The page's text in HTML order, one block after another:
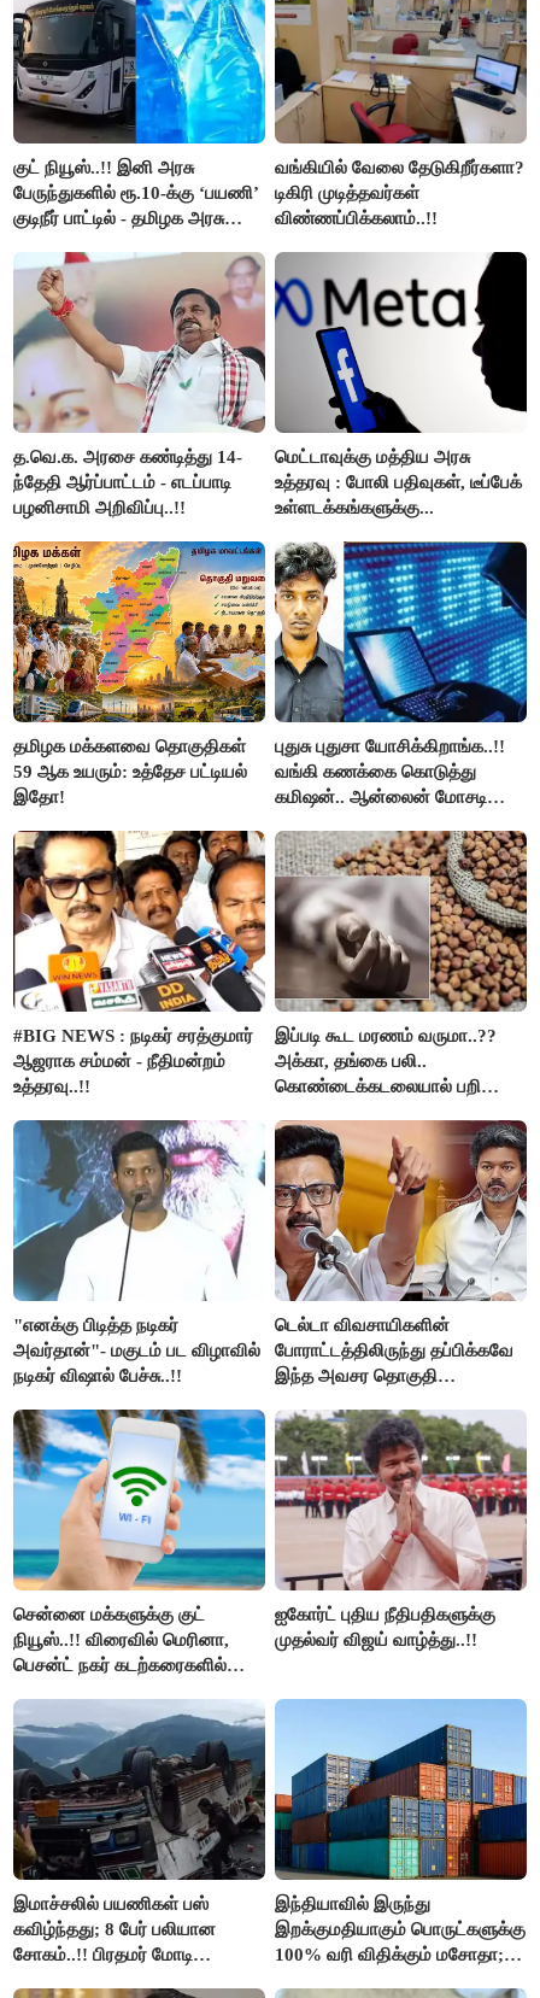
குட் நியூஸ்..!! இனி அரசு
பேருந்துகளில் ரூ.10-க்கு ‘பயணி’
குடிநீர் பாட்டில் - தமிழக அரசு
வங்கியில் வேலை தேடுகிறீர்களா?
டிகிரி முடித்தவர்கள்
விண்ணப்பிக்கலாம்..!!
த.வெ.க. அரசை கண்டித்து 14-
ந்தேதி ஆர்ப்பாட்டம் - எடப்பாடி
பழனிசாமி அறிவிப்பு..!!
மெட்டாவுக்கு மத்திய அரசு
உத்தரவு : போலி பதிவுகள், டீப்பேக்
உள்ளடக்கங்களுக்கு...
தமிழக மக்களவை தொகுதிகள்
59 ஆக உயரும்: உத்தேச பட்டியல்
இதோ!
புதுசு புதுசா யோசிக்கிறாங்க..!!
வங்கி கணக்கை கொடுத்து
கமிஷன்.. ஆன்லைன் மோசடி
கைது..!!
#BIG NEWS : நடிகர் சரத்குமார்
ஆஜராக சம்மன் - நீதிமன்றம்
உத்தரவு..!!
இப்படி கூட மரணம் வருமா..??
அக்கா, தங்கை பலி..
கொண்டைக்கடலையால் பறிபோன
"எனக்கு பிடித்த நடிகர்
அவர்தான்"- மகுடம் பட விழாவில்
நடிகர் விஷால் பேச்சு..!!
டெல்டா விவசாயிகளின்
போராட்டத்திலிருந்து தப்பிக்கவே
இந்த அவசர தொகுதி
அரங்கேற்றுகிறார் முதலமைச்சர் -
திமுக ஐடி விங்..!!
சென்னை மக்களுக்கு குட்
நியூஸ்..!! விரைவில் மெரினா,
பெசன்ட் நகர் கடற்கரைகளில்
ஐகோர்ட் புதிய நீதிபதிகளுக்கு
முதல்வர் விஜய் வாழ்த்து..!!
இமாச்சலில் பயணிகள் பஸ்
கவிழ்ந்தது; 8 பேர் பலியான
சோகம்..!! பிரதமர் மோடி
இந்தியாவில் இருந்து
இறக்குமதியாகும் பொருட்களுக்கு
100% வரி விதிக்கும் மசோதா;